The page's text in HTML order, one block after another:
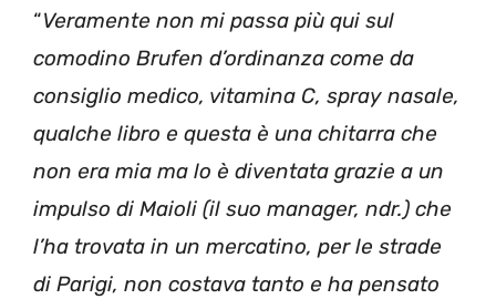
“Veramente non mi passa più qui sul
comodino Brufen d’ordinanza come da
consiglio medico, vitamina C, spray nasale,
qualche libro e questa è una chitarra che
non era mia ma lo è diventata grazie a un
impulso di Maioli (il suo manager, ndr.) che
l’ha trovata in un mercatino, per le strade
di Parigi, non costava tanto e ha pensato